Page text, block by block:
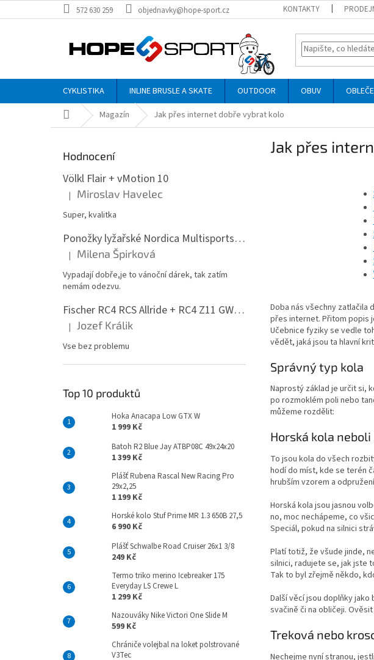
na
572 630 259 objednavky@hope-sport.cz KONTAKTY
CYKLISTIKA INLINE BRUSLE A SKATE OUTDOOR OBUV
Domů Magazín Jak přes internet dobře vybrat kolo
Hodnocení
Völkl Flair + vMotion 10
Hodnocení produktu je 5 z 5 hvězdiček.
| Miroslav Havelec
Super, kvalitka
Ponožky lyžařské Nordica Multisports Winter dvojbalení
Hodnocení produktu je 5 z 5 hvězdiček.
| Milena Špirková
Vypadají dobře,je to vánoční dárek, tak zatím
nemám odezvu.
Fischer RC4 RCS Allride + RC4 Z11 GW PR
Hodnocení produktu je 5 z 5 hvězdiček.
| Jozef Králik
Vse bez problemu
Top 10 produktů
Hoka Anacapa Low GTX W
1 999 Kč
Batoh R2 Blue Jay ATBP08C 49x24x20
1 399 Kč
Plášť Rubena Rascal New Racing Pro
29x2,25
1 199 Kč
Horské kolo Stuf Prime MR 1.3 650B 27,5
6 990 Kč
Plášť Schwalbe Road Cruiser 26x1 3/8
249 Kč
Termo triko merino Icebreaker 175
Everyday LS Crewe L
1 299 Kč
Nazouváky Nike Victori One Slide M
599 Kč
Chrániče volejbal na loket polstrované
V3Tec
Jak přes
Doba nás všechny
přes internet. Přitom popis
Učebnice fyziky se vedle
vědět, jaká jsou ta hlavní
Správný typ kola
Naprostý základ je určit si,
po rozmoklém poli nebo
můžeme rozdělit:
Horská kola neboli
To jsou kola do všech
hodí do míst, kde se terén
hrubším vzorem a
Horská kola jsou jasnou
no, moc nechápeme, co
Speciál, pokud na silnici
Platí totiž, že všude jinde,
silnici, radujete se, jak jste
Tak to byl zřejmě někdo,
Další věcí jsou doplňky
svačině či na obličeji.
Treková nebo
Nechejme nyní stranou,